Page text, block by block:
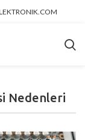
Nedenleri